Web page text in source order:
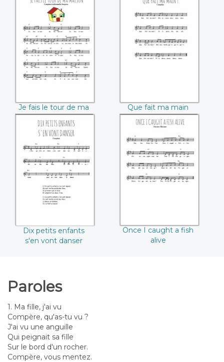
Je fais le tour de
ma maison
Je fais le tour de ma
maison
Que fait ma main
Que fait ma main
Dix petits enfants
s'en vont danser
Dix petits enfants
s'en vont danser
Once I caught a
fish alive
Once I caught a fish
alive
Paroles
1. Ma fille, j'ai vu
Compère, qu'as-tu vu ?
J'ai vu une anguille
Qui peignait sa fille
Sur le bord d'un rocher.
Compère, vous mentez.